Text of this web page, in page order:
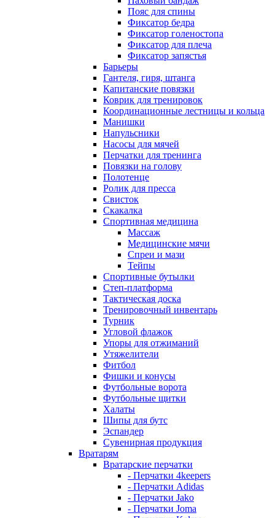
Пояс для спины
Фиксатор бедра
Фиксатор голеностопа
Фиксатор для плеча
Фиксатор запястья
Барьеры
Гантеля, гиря, штанга
Капитанские повязки
Коврик для тренировок
Координационные лестницы и кольца
Манишки
Напульсники
Насосы для мячей
Перчатки для тренинга
Повязки на голову
Полотенце
Ролик для пресса
Свисток
Скакалка
Спортивная медицина
Массаж
Медицинские мячи
Спреи и мази
Тейпы
Спортивные бутылки
Степ-платформа
Тактическая доска
Тренировочный инвентарь
Турник
Угловой флажок
Упоры для отжиманий
Утяжелители
Фитбол
Фишки и конусы
Футбольные ворота
Футбольные щитки
Халаты
Шипы для бутс
Эспандер
Сувенирная продукция
Вратарям
Вратарские перчатки
- Перчатки 4keepers
- Перчатки Adidas
- Перчатки Jako
- Перчатки Joma